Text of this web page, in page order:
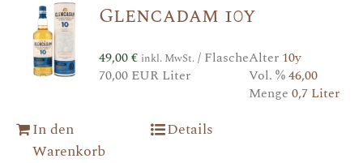
Glencadam 10y
49,00€ inkl. MwSt./ Flasche
70,00 EUR Liter
Alter 10y
Vol. %46,00
Menge 0,7 Liter
In den
Warenkorb
Details